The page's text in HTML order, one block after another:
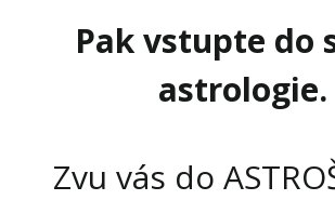
Pak vstupte do
astrologie.
Zvu vás do